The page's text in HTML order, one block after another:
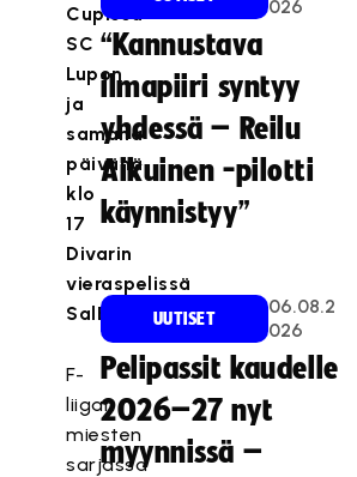
Cupissa
SC
Lupon
ja
samana
päivänä
klo
17
Divarin
vieraspelissä
SalBan.
F-
liigan
miesten
sarjassa
026
“Kannustava
ilmapiiri syntyy
yhdessä – Reilu
Aikuinen -pilotti
käynnistyy”
UUTISET
06.08.2
026
Pelipassit kaudelle
2026–27 nyt
myynnissä –